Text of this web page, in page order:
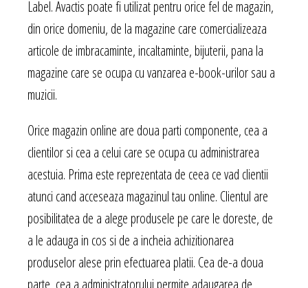
Label. Avactis poate fi utilizat pentru orice fel de magazin,
din orice domeniu, de la magazine care comercializeaza
articole de imbracaminte, incaltaminte, bijuterii, pana la
magazine care se ocupa cu vanzarea e-book-urilor sau a
muzicii.
Orice magazin online are doua parti componente, cea a
clientilor si cea a celui care se ocupa cu administrarea
acestuia. Prima este reprezentata de ceea ce vad clientii
atunci cand acceseaza magazinul tau online. Clientul are
posibilitatea de a alege produsele pe care le doreste, de
a le adauga in cos si de a incheia achizitionarea
produselor alese prin efectuarea platii. Cea de-a doua
parte, cea a administratorului permite adaugarea de